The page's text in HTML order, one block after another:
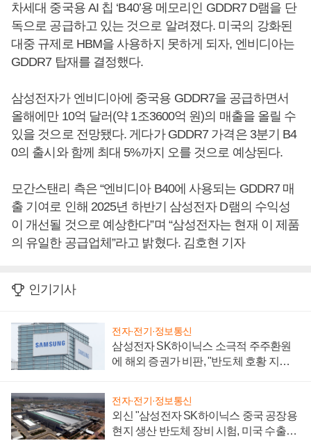
차세대 중국용 AI 칩 ‘B40’용 메모리인 GDDR7 D램을 단
독으로 공급하고 있는 것으로 알려졌다. 미국의 강화된
대중 규제로 HBM을 사용하지 못하게 되자, 엔비디아는
GDDR7 탑재를 결정했다.
삼성전자가 엔비디아에 중국용 GDDR7을 공급하면서
올해에만 10억 달러(약 1조3600억 원)의 매출을 올릴 수
있을 것으로 전망됐다. 게다가 GDDR7 가격은 3분기 B4
0의 출시와 함께 최대 5%까지 오를 것으로 예상된다.
모간스탠리 측은 “엔비디아 B40에 사용되는 GDDR7 매
출 기여로 인해 2025년 하반기 삼성전자 D램의 수익성
이 개선될 것으로 예상한다”며 “삼성전자는 현재 이 제품
의 유일한 공급업체”라고 밝혔다. 김호현 기자
인기기사
전자·전기·정보통신
삼성전자 SK하이닉스 소극적 주주환원
에 해외 증권가 비판, "반도체 호황 지속
전자·전기·정보통신
외신 "삼성전자 SK하이닉스 중국 공장용
현지 생산 반도체 장비 시험, 미국 수출통